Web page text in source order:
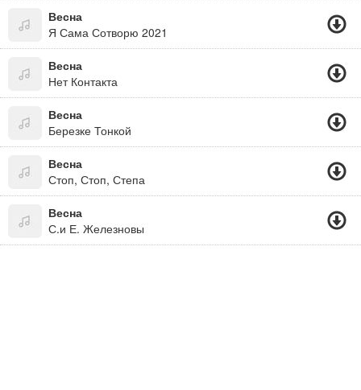
Весна
Я Сама Сотворю 2021
Весна
Нет Контакта
Весна
Березке Тонкой
Весна
Стоп, Стоп, Степа
Весна
С.и Е. Железновы